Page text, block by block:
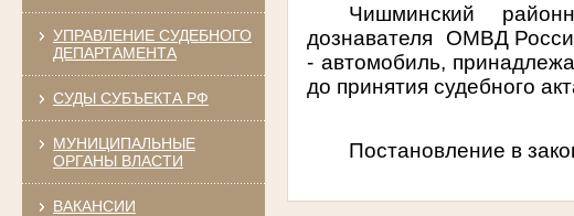
УПРАВЛЕНИЕ СУДЕБНОГО
ДЕПАРТАМЕНТА
СУДЫ СУБЪЕКТА РФ
МУНИЦИПАЛЬНЫЕ
ОРГАНЫ ВЛАСТИ
ВАКАНСИИ
Чишминский
дознавателя ОМВД
- автомобиль,
до принятия судебного
Постановление в